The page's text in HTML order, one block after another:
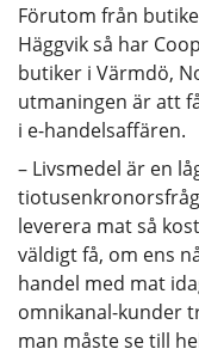
Förutom från
Häggvik så har
butiker i Värmdö,
utmaningen är att
i e-handelsaffären.
– Livsmedel är en
leverera mat så
väldigt få, om ens
handel med mat
omnikanal-kunder
man måste se till